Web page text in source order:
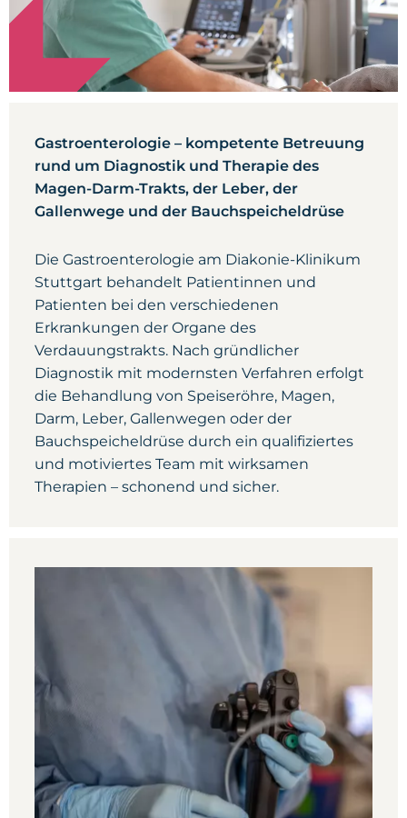
Gastroenterologie – kompetente Betreuung
rund um Diagnostik und Therapie des
Magen-Darm-Trakts, der Leber, der
Gallenwege und der Bauchspeicheldrüse
Die Gastroenterologie am Diakonie-Klinikum
Stuttgart behandelt Patientinnen und
Patienten bei den verschiedenen
Erkrankungen der Organe des
Verdauungstrakts. Nach gründlicher
Diagnostik mit modernsten Verfahren erfolgt
die Behandlung von Speiseröhre, Magen,
Darm, Leber, Gallenwegen oder der
Bauchspeicheldrüse durch ein qualifiziertes
und motiviertes Team mit wirksamen
Therapien – schonend und sicher.